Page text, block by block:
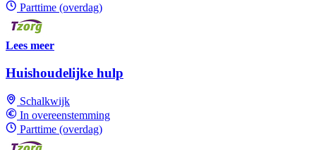
Parttime (overdag)
Lees meer
Huishoudelijke hulp
Schalkwijk
In overeenstemming
Parttime (overdag)